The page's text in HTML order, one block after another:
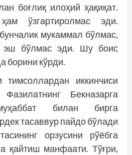
боғлиқ илоҳий ҳақиқат.
ўзгартиролмас эди.
мукаммал бўлмас,
эш бўлмас эди. Шу боис
борини кўрди.
тимсоллардан иккинчиси
Бекназарга
билан бирга
тасаввур пайдо бўлади
орзусини рўёбга
қайтиш манфаати. Тўғри,